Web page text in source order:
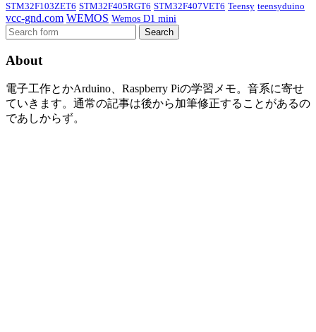
STM32F103ZET6 STM32F405RGT6 STM32F407VET6 Teensy teensyduino
vcc-gnd.com WEMOS Wemos D1 mini
Search
for:
About
電子工作とかArduino、Raspberry Piの学習メモ。音系に寄せ
ていきます。通常の記事は後から加筆修正することがあるの
であしからず。